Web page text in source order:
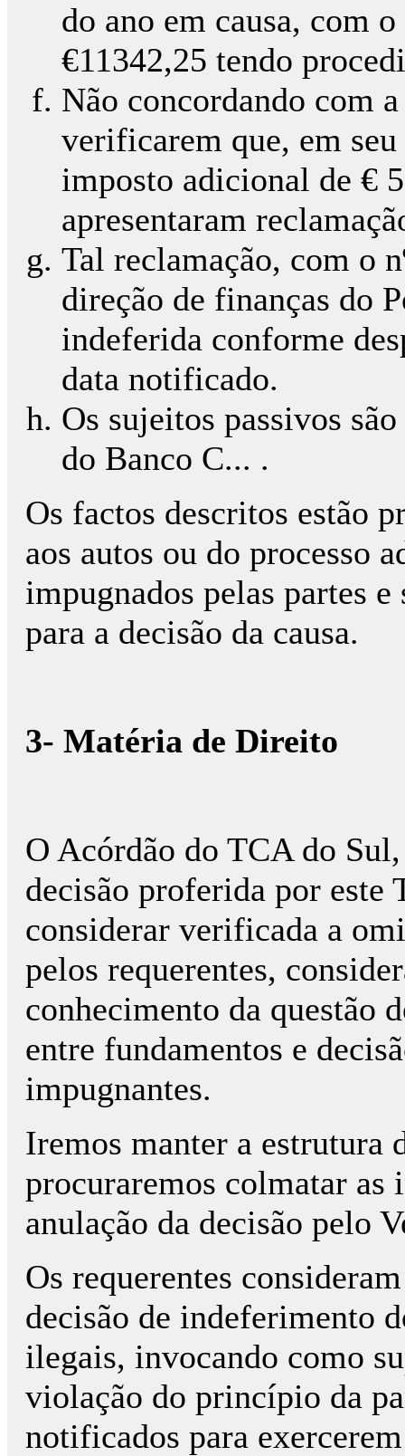
do ano em causa, com
€11342,25 tendo
Não concordando com
verificarem que, em
imposto adicional de €
apresentaram
Tal reclamação, com o
direção de finanças do
indeferida conforme
data notificado.
Os sujeitos passivos
do Banco C... .
Os factos descritos estão
aos autos ou do processo
impugnados pelas partes
para a decisão da causa.
3- Matéria de Direito
O Acórdão do TCA do
decisão proferida por este
considerar verificada a
pelos requerentes,
conhecimento da questão
entre fundamentos e
impugnantes.
Iremos manter a estrutura
procuraremos colmatar as
anulação da decisão pelo
Os requerentes
decisão de indeferimento
ilegais, invocando como
violação do princípio da
notificados para